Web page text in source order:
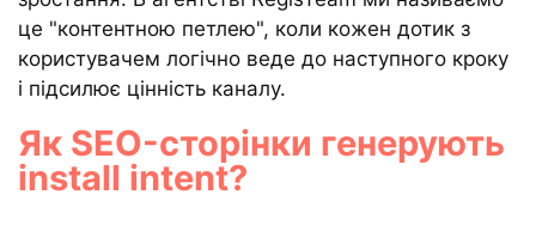
це "контентною петлею", коли кожен дотик з
користувачем логічно веде до наступного кроку
і підсилює цінність каналу.
Як SEO-сторінки генерують
install intent?